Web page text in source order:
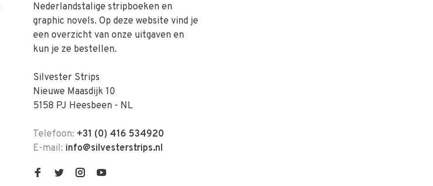
Nederlandstalige stripboeken en
graphic novels. Op deze website vind je
een overzicht van onze uitgaven en
kun je ze bestellen.
Silvester Strips
Nieuwe Maasdijk 10
5158 PJ Heesbeen - NL
Telefoon: +31 (0) 416 534920
E-mail: info@silvesterstrips.nl